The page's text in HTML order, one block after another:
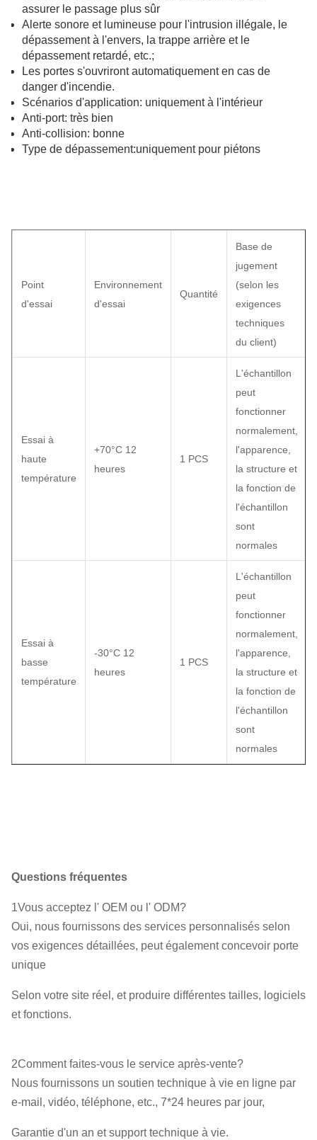
assurer le passage plus sûr
Alerte sonore et lumineuse pour l'intrusion illégale, le
dépassement à l'envers, la trappe arrière et le
dépassement retardé, etc.;
Les portes s'ouvriront automatiquement en cas de
danger d'incendie.
Scénarios d'application: uniquement à l'intérieur
Anti-port: très bien
Anti-collision: bonne
Type de dépassement:uniquement pour piétons
Point
d'essai
Environnement
d'essai
Quantité
Base de
jugement
(selon les
exigences
techniques
du client)
Essai à
haute
température
+70°C 12
heures
1 PCS
L'échantillon
peut
fonctionner
normalement,
l'apparence,
la structure et
la fonction de
l'échantillon
sont
normales
Essai à
basse
température
-30°C 12
heures
1 PCS
L'échantillon
peut
fonctionner
normalement,
l'apparence,
la structure et
la fonction de
l'échantillon
sont
normales
Questions fréquentes
1Vous acceptez l' OEM ou l' ODM?
Oui, nous fournissons des services personnalisés selon
vos exigences détaillées, peut également concevoir porte
unique
Selon votre site réel, et produire différentes tailles, logiciels
et fonctions.
2Comment faites-vous le service après-vente?
Nous fournissons un soutien technique à vie en ligne par
e-mail, vidéo, téléphone, etc., 7*24 heures par jour,
Garantie d'un an et support technique à vie.